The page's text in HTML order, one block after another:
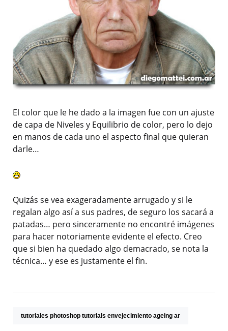
El color que le he dado a la imagen fue con un ajuste
de capa de Niveles y Equilibrio de color, pero lo dejo
en manos de cada uno el aspecto final que quieran
darle…
Quizás se vea exageradamente arrugado y si le
regalan algo así a sus padres, de seguro los sacará a
patadas… pero sinceramente no encontré imágenes
para hacer notoriamente evidente el efecto. Creo
que si bien ha quedado algo demacrado, se nota la
técnica… y ese es justamente el fin.
tutoriales photoshop tutorials envejecimiento ageing ar